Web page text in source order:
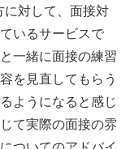
に対して、面接対
いるサービスで
一緒に面接の練習
を見直してもらう
ようになると感じ
て実際の面接の雰